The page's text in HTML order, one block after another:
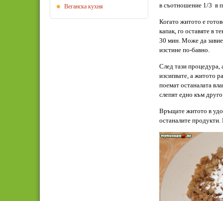
в съотношение 1/3 в
Когато житото е
капак, го оставяте в
30 мин. Може да
изстине по-бавно.
След тази процедура,
изсипвате, а житото
поемат останалата
слепят едно към
Връщате житото в
останалите продукти.
Веганска кухня